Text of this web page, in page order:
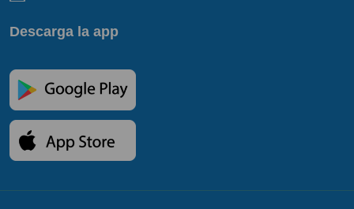
Descarga la app